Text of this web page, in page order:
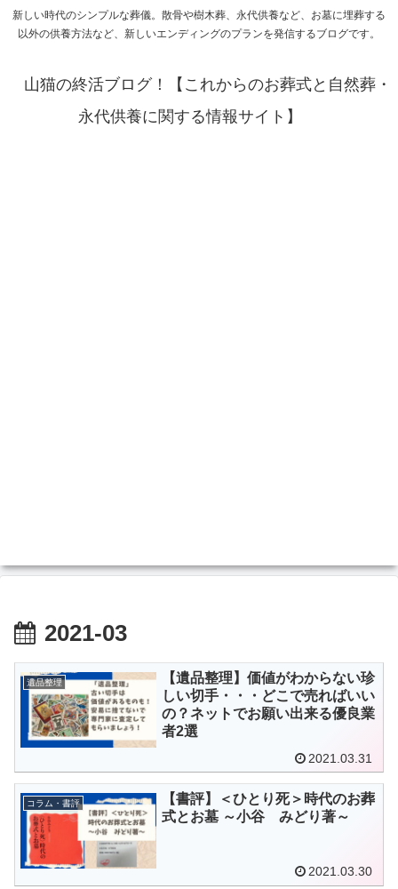
新しい時代のシンプルな葬儀。散骨や樹木葬、永代供養など、お墓に埋葬する
以外の供養方法など、新しいエンディングのプランを発信するブログです。
山猫の終活ブログ！【これからのお葬式と自然葬・
永代供養に関する情報サイト】
2021-03
遺品整理
【遺品整理】価値がわからない珍
しい切手・・・どこで売ればいい
の？ネットでお願い出来る優良業
者2選
2021.03.31
コラム・書評
【書評】＜ひとり死＞時代のお葬
式とお墓 ～小谷 みどり著～
2021.03.30